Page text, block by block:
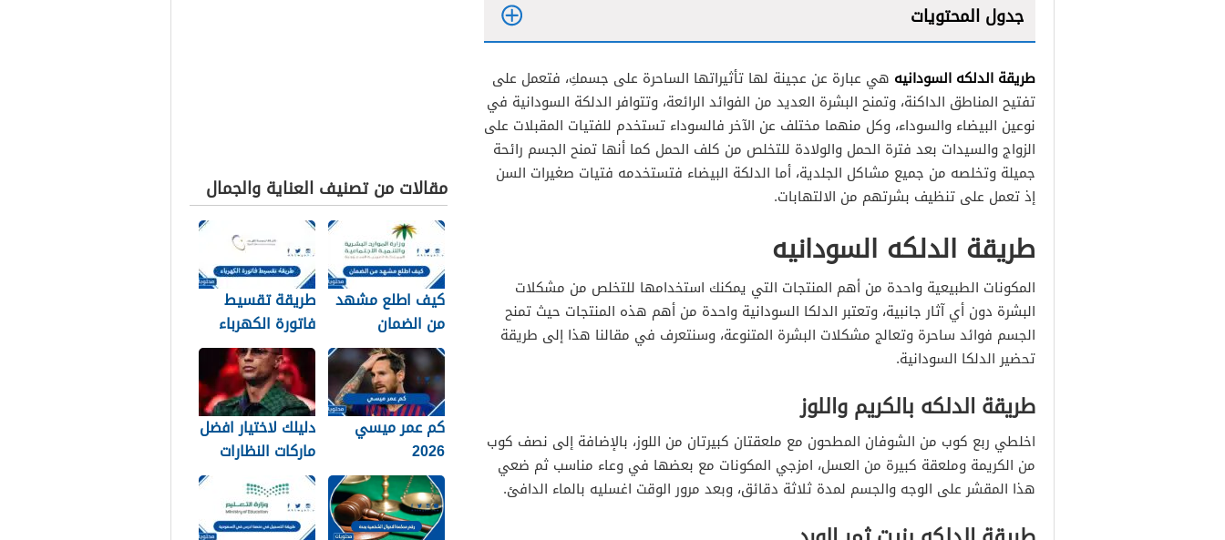
جدول المحتويات
طريقة الدلكه بالكريم واللوز
طريقة الدلكه بزيت ثمر الورد
طريقة الدلكه بالسكر والتفاح والشاي الأخضر
طريقة الدلكه بالشوفان والعسل والزبادي
طريقة الدلكه بدقيق الشوفان وجوز الهند
طريقة الدلكه بالأفوكادو والعسل
طريقة الدلكه بالحليب واللوز
طريقة الدلكه بماتشا الشاي الأخضر للجسم
فائدة استخدام زيت الزيتون للبشرة
فائدة استخدام زيت جوز الهند
فائدة استخدام الشاي الأخضر
الزبادي ودقيق الحمص
طريقة الدلكه السودانيه هي عبارة عن عجينة لها تأثيراتها الساحرة على جسمكِ، فتعمل على
تفتيح المناطق الداكنة، وتمنح البشرة العديد من الفوائد الرائعة، وتتوافر الدلكة السودانية في
نوعين البيضاء والسوداء، وكل منهما مختلف عن الآخر فالسوداء تستخدم للفتيات المقبلات على
الزواج والسيدات بعد فترة الحمل والولادة للتخلص من كلف الحمل كما أنها تمنح الجسم رائحة
جميلة وتخلصه من جميع مشاكل الجلدية، أما الدلكة البيضاء فتستخدمه فتيات صغيرات السن
إذ تعمل على تنظيف بشرتهم من الالتهابات.
طريقة الدلكه السودانيه
المكونات الطبيعية واحدة من أهم المنتجات التي يمكنك استخدامها للتخلص من مشكلات
البشرة دون أي آثار جانبية، وتعتبر الدلكا السودانية واحدة من أهم هذه المنتجات حيث تمنح
الجسم فوائد ساحرة وتعالج مشكلات البشرة المتنوعة، وسنتعرف في مقالنا هذا إلى طريقة
تحضير الدلكا السودانية.
طريقة الدلكه بالكريم واللوز
اخلطي ربع كوب من الشوفان المطحون مع ملعقتان كبيرتان من اللوز، بالإضافة إلى نصف كوب
من الكريمة وملعقة كبيرة من العسل، امزجي المكونات مع بعضها في وعاء مناسب ثم ضعي
هذا المقشر على الوجه والجسم لمدة ثلاثة دقائق، وبعد مرور الوقت اغسليه بالماء الدافئ.
مقالات من تصنيف العناية والجمال
كيف اطلع مشهد
من الضمان
الاجتماعي 1448
طريقة تقسيط
فاتورة الكهرباء
في السعودية
1448 – 2026
كم عمر ميسي
2026
دليلك لاختيار افضل
ماركات النظارات
الشمسية: سر
أناقة نجوم الرياضة
والموضة